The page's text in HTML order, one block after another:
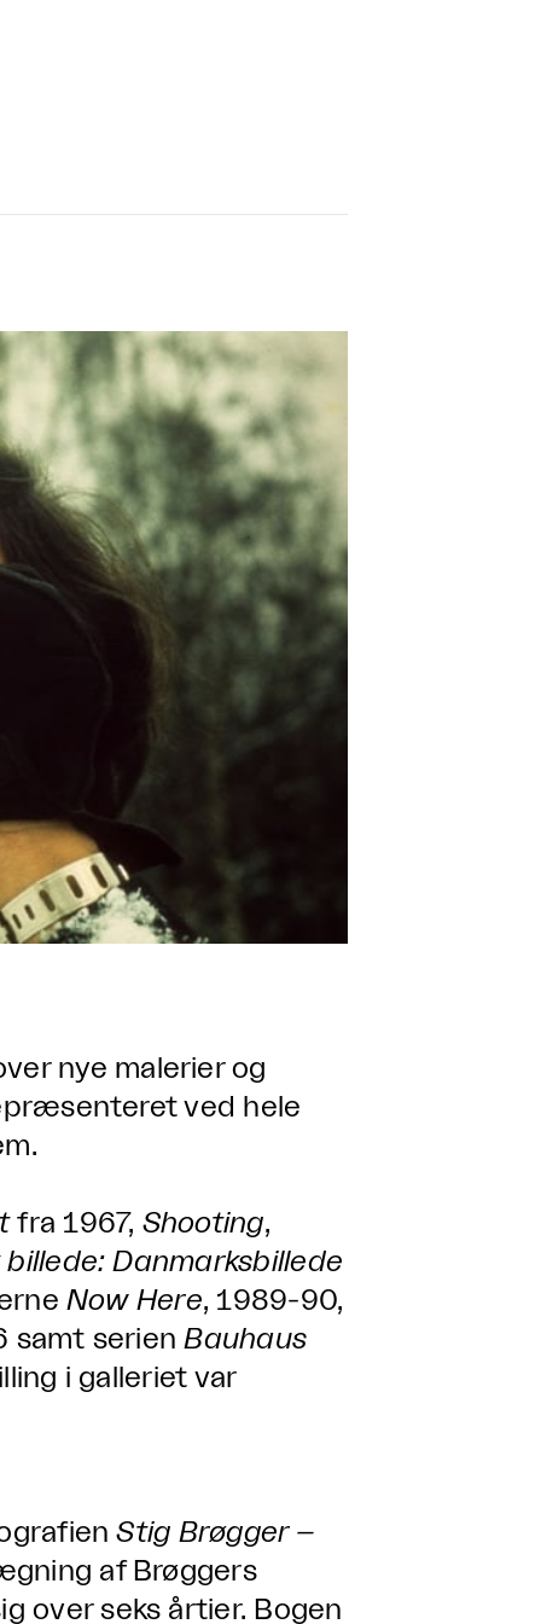
nye malerier og
ved hele
fra 1967, Shooting,
Danmarksbillede
Now Here, 1989-90,
samt serienBauhaus
i galleriet var
Stig Brøgger –
af Brøggers
over seks årtier. Bogen